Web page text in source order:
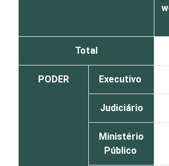
Total
PODER Executivo
Judiciário
Ministério
Público